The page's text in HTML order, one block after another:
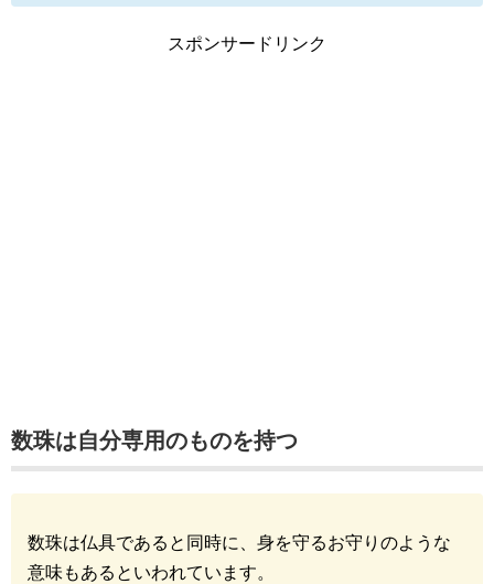
スポンサードリンク
数珠は自分専用のものを持つ
数珠は仏具であると同時に、身を守るお守りのような
意味もあるといわれています。